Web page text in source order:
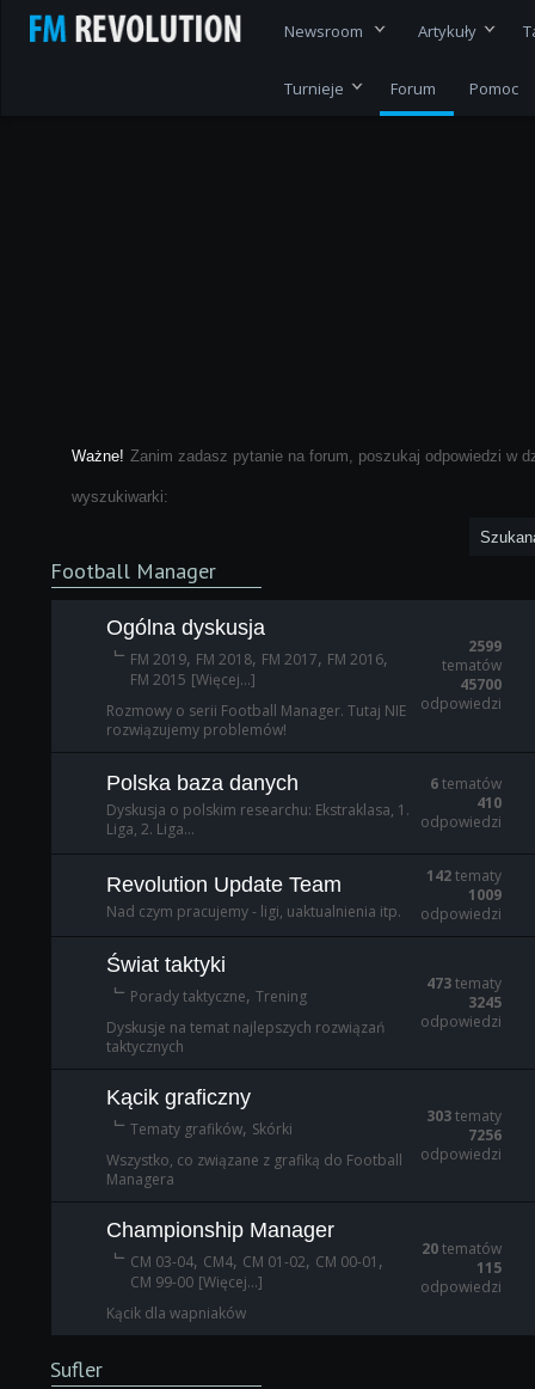
Newsroom Artykuły
Turnieje Forum Pomoc
Ważne! Zanim zadasz pytanie na forum, poszukaj odpowiedzi w
wyszukiwarki:
Football Manager
Ogólna dyskusja
FM 2019, FM 2018, FM 2017, FM 2016,
FM 2015 [Więcej...]
Rozmowy o serii Football Manager. Tutaj NIE
rozwiązujemy problemów!
2599
tematów
45700
odpowiedzi
Polska baza danych
Dyskusja o polskim researchu: Ekstraklasa, 1.
Liga, 2. Liga...
6tematów
410
odpowiedzi
Revolution Update Team
Nad czym pracujemy - ligi, uaktualnienia itp.
142tematy
1009
odpowiedzi
Świat taktyki
Porady taktyczne,Trening
Dyskusje na temat najlepszych rozwiązań
taktycznych
473tematy
3245
odpowiedzi
Kącik graficzny
Tematy grafików, Skórki
Wszystko, co związane z grafiką do Football
Managera
303tematy
7256
odpowiedzi
Championship Manager
CM 03-04, CM4, CM 01-02, CM 00-01 ,
CM 99-00 [Więcej...]
Kącik dla wapniaków
20tematów
115
odpowiedzi
Sufler